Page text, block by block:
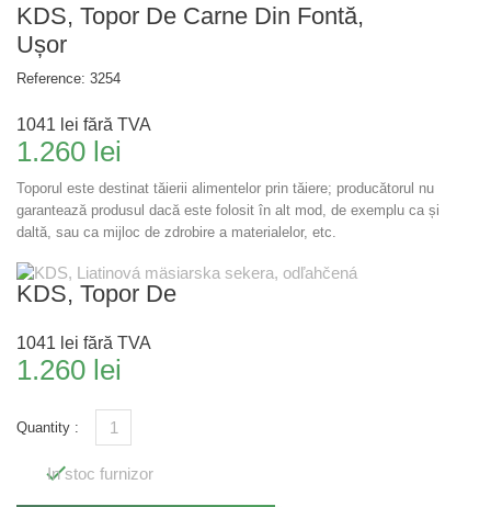
KDS, Topor De Carne Din Fontă,
Ușor
Reference: 3254
1041 lei fără TVA
1.260 lei
Toporul este destinat tăierii alimentelor prin tăiere; producătorul nu
garantează produsul dacă este folosit în alt mod, de exemplu ca și
daltă, sau ca mijloc de zdrobire a materialelor, etc.
KDS, Topor De
1041 lei fără TVA
1.260 lei
Quantity :

In stoc furnizor